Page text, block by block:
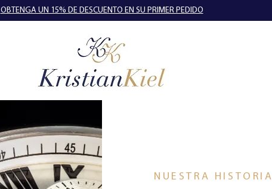
OBTENGA UN 15% DE DESCUENTO EN SU PRIMER PEDIDO
NUESTRA HISTORIA